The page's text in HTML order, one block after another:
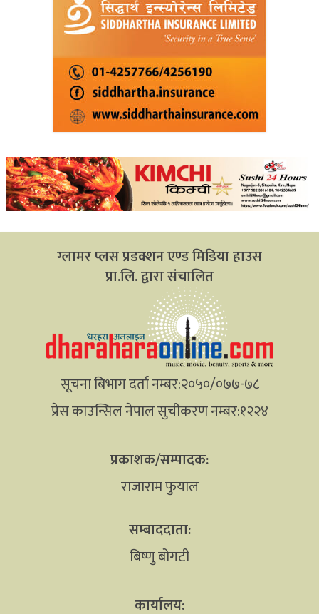
ग्लामर प्लस प्रडक्शन एण्ड मिडिया हाउस
प्रा.लि. द्वारा संचालित
सूचना बिभाग दर्ता नम्बर:२०५०/०७७-७८
प्रेस काउन्सिल नेपाल सुचीकरण नम्बर:१२२४
प्रकाशक/सम्पादक:
राजाराम फुयाल
सम्बाददाता:
बिष्णु बोगटी
कार्यालय: